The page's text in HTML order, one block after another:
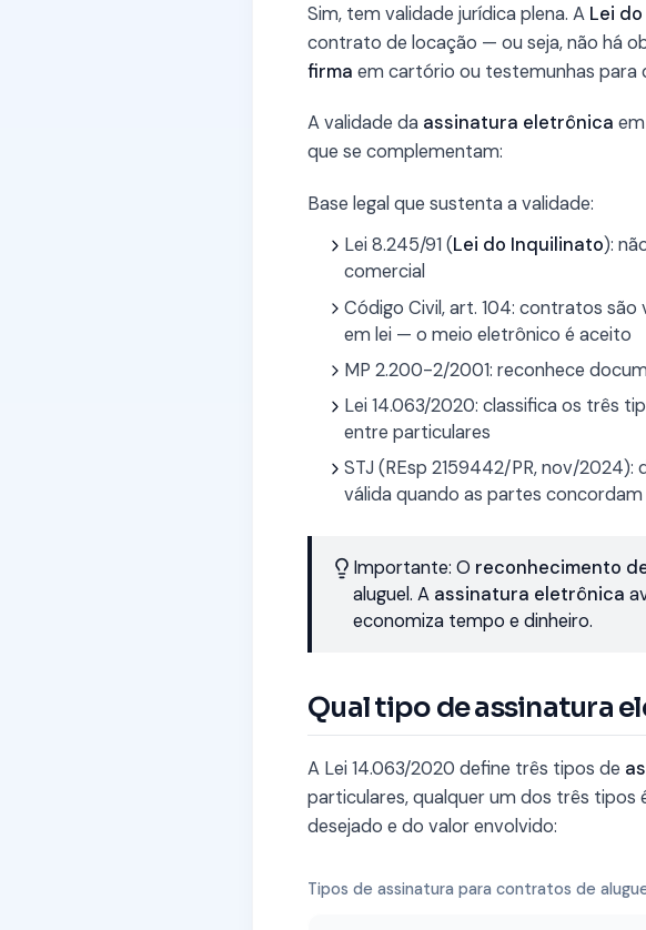
Sim, tem validade jurídica plena. A Lei
contrato de locação — ou seja, não há
firma em cartório ou testemunhas para
A validade da assinatura eletrônica
que se complementam:
Base legal que sustenta a validade:
Lei 8.245/91 (Lei do Inquilinato):
comercial
Código Civil, art. 104: contratos
em lei — o meio eletrônico é aceito
MP 2.200-2/2001: reconhece
Lei 14.063/2020: classifica os três
entre particulares
STJ (REsp 2159442/PR, nov/2024):
válida quando as partes
Importante: O reconhecimento
aluguel. A assinatura eletrônica
economiza tempo e dinheiro.
Qual tipo de assinatura
A Lei 14.063/2020 define três tipos de
particulares, qualquer um dos três tipos
desejado e do valor envolvido:
Tipos de assinatura para contratos de